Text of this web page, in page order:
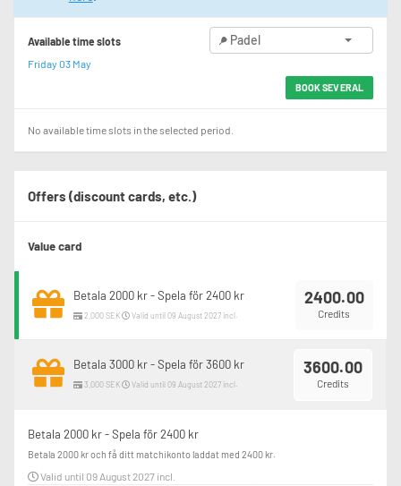
Available time slots
Friday 03 May
Padel
BOOK SEVERAL
No available time slots in the selected period.
Offers (discount cards, etc.)
Value card
2400.00
Credits
Betala 2000 kr - Spela för 2400 kr
2,000 SEK Valid until 09 August 2027 incl.
3600.00
Credits
Betala 3000 kr - Spela för 3600 kr
3,000 SEK Valid until 09 August 2027 incl.
Betala 2000 kr - Spela för 2400 kr
Betala 2000 kr och få ditt matchikonto laddat med 2400 kr.
Valid until 09 August 2027 incl.